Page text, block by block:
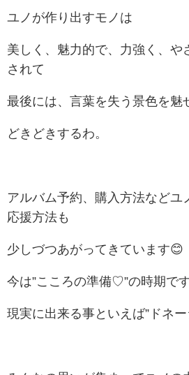
ユノが作り出すモノは
美しく、魅力的で、力強く、や
されて
最後には、言葉を失う景色を魅
どきどきするわ。
アルバム予約、購入方法などユ
応援方法も
少しづつあがってきています😊
今は”こころの準備♡”の時期で
現実に出来る事といえば”ドネー